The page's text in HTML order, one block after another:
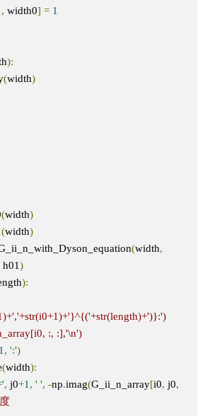
, width0] = 1
):
(width)
(width)
(width)
(width,
h01)
):
:, :],'\n')
, ':')
(width):
, j0+1 , ' ', -np.imag(G_ii_n_array[i0, j0,